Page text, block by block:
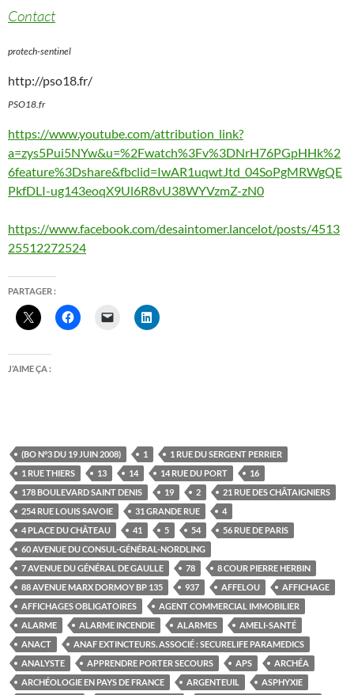
Contact
protech-sentinel
http://pso18.fr/
PSO18.fr
https://www.youtube.com/attribution_link?
a=zys5Pui5NYw&u=%2Fwatch%3Fv%3DNrH76PGpHHk%2
6feature%3Dshare&fbclid=IwAR1uqwtJtd_04SoPgMRWgQE
PkfDLI-ug143eoqX9Ul6R8vU38WYVzmZ-zN0
https://www.facebook.com/desaintomer.lancelot/posts/4513
25512272524
PARTAGER :
J’AIME ÇA :
(BO N°3 DU 19 JUIN 2008) 1
1 RUE DU SERGENT PERRIER
1 RUE THIERS
13 14 14 RUE DU PORT
16
178 BOULEVARD SAINT DENIS
19 2
21 RUE DES CHÂTAIGNIERS
254 RUE LOUIS SAVOIE
31 GRANDE RUE
4
4 PLACE DU CHÂTEAU
41 5 54
56 RUE DE PARIS
60 AVENUE DU CONSUL-GÉNÉRAL-NORDLING
7 AVENUE DU GÉNÉRAL DE GAULLE
78
8 COUR PIERRE HERBIN
88 AVENUE MARX DORMOY BP 135
937 AFFELOU
AFFICHAGE
AFFICHAGES OBLIGATOIRES
AGENT COMMERCIAL IMMOBILIER
ALARME
ALARME INCENDIE ALARMES
AMELI-SANTÉ
ANACT
ANAF EXTINCTEURS. ASSOCIÉ : SECURELIFE PARAMEDICS
ANALYSTE
APPRENDRE PORTER SECOURS APS
ARCHÉA
ARCHÉOLOGIE EN PAYS DE FRANCE
ARGENTEUIL
ASPHYXIE